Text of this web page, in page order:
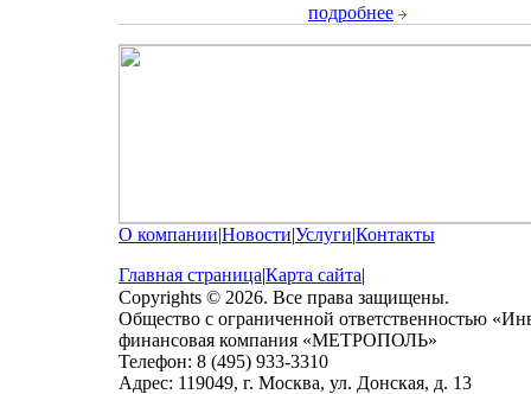
подробнее
О компании|Новости|Услуги|Контакты
Главная страница|Карта сайта|
Copyrights © 2026. Все права защищены.
Общество с ограниченной ответственностью
финансовая компания «МЕТРОПОЛЬ»
Телефон: 8 (495) 933-3310
Адрес: 119049, г. Москва, ул. Донская, д. 13